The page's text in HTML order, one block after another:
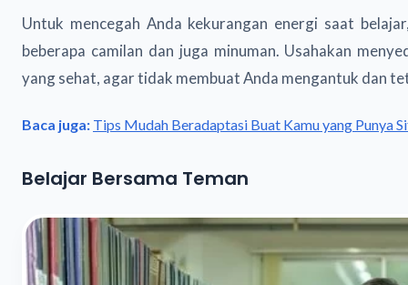
Untuk mencegah Anda kekurangan energi saat
beberapa camilan dan juga minuman. Usahakan
yang sehat, agar tidak membuat Anda mengantuk dan
Baca juga: Tips Mudah Beradaptasi Buat Kamu yang Punya
Belajar Bersama Teman